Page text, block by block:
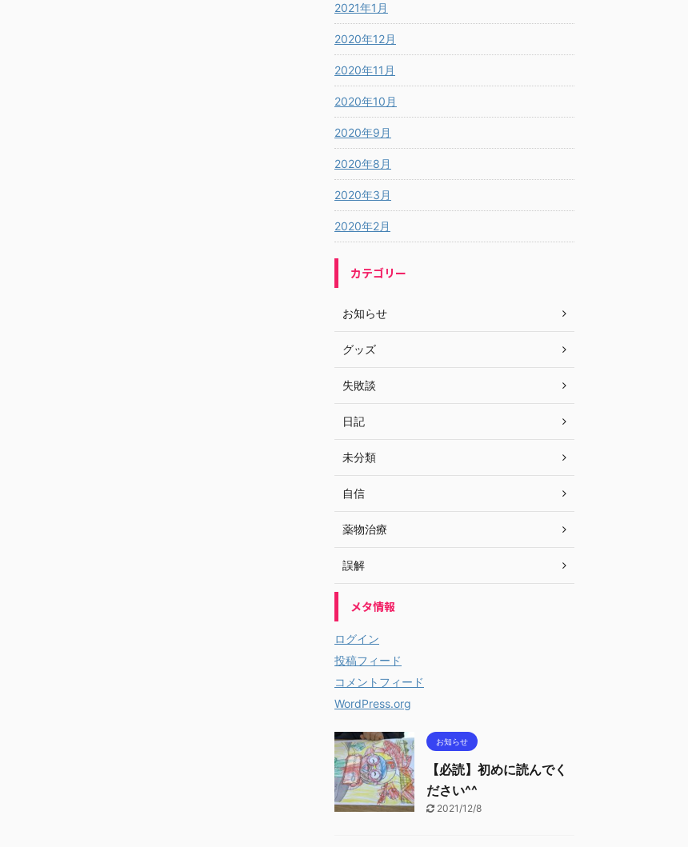
2021年1月
2020年12月
2020年11月
2020年10月
2020年9月
2020年8月
2020年3月
2020年2月
カテゴリー
お知らせ
グッズ
失敗談
日記
未分類
自信
薬物治療
誤解
メタ情報
ログイン
投稿フィード
コメントフィード
WordPress.org
お知らせ
【必読】初めに読んでく
ださい^^
2021/12/8